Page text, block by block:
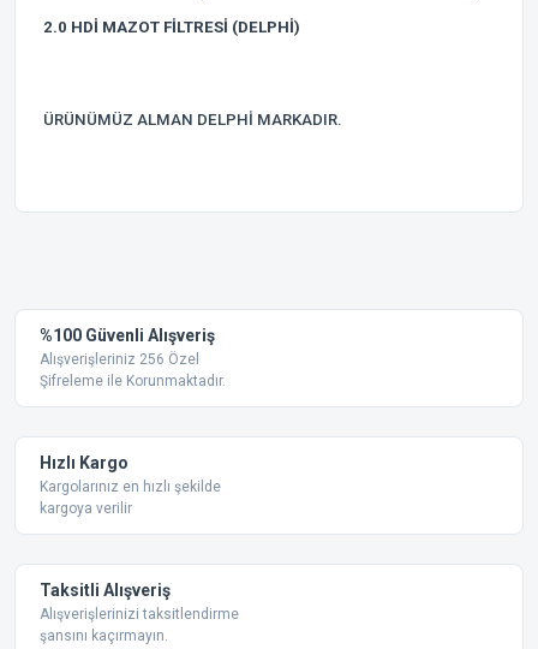
2.0 HDİ MAZOT FİLTRESİ (DELPHİ)
ÜRÜNÜMÜZ ALMAN DELPHİ MARKADIR.
Ürün resmi kalitesiz, bozuk veya görüntülenemiyor.
Ürün açıklamasında eksik bilgiler bulunuyor.
Bu ürüne benzer farklı alternatifler olmalı.
%100 Güvenli Alışveriş
Alışverişleriniz 256 Özel
Şifreleme ile Korunmaktadır.
Hızlı Kargo
Kargolarınız en hızlı şekilde
kargoya verilir
Taksitli Alışveriş
Alışverişlerinizi taksitlendirme
şansını kaçırmayın.